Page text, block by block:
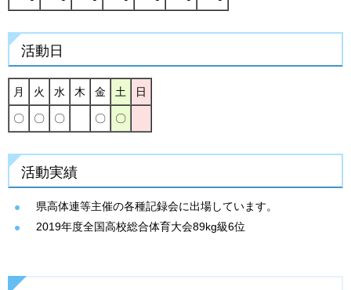
活動日
月 火 水 木 金 土 日
〇 〇 〇 〇 〇
活動実績
県高体連等主催の各種記録会に出場しています。
2019年度全国高校総合体育大会89kg級6位